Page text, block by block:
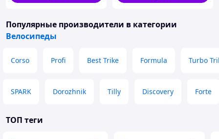
Популярные производители в категории
Велосипеды
Corso Profi Best Trike Formula Turbo
SPARK Dorozhnik Tilly Discovery Forte
ТОП теги